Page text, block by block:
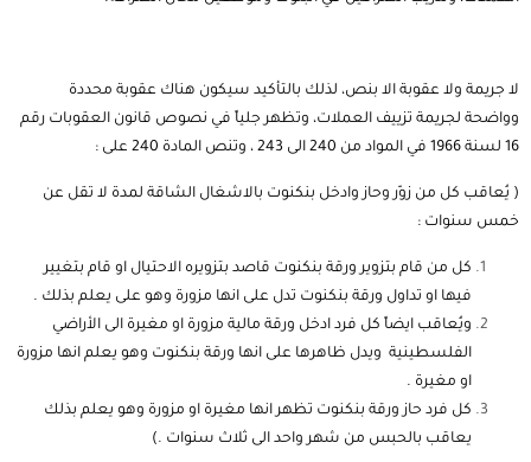
لا جريمة ولا عقوبة الا بنص، لذلك بالتأكيد سيكون هناك عقوبة محددة
وواضحة لجريمة تزييف العملات، وتظهر جلياً في نصوص قانون العقوبات رقم
16 لسنة 1966 في المواد من 240 الى 243 ، وتنص المادة 240 على :
( يُعاقب كل من زوّر وحاز وادخل بنكنوت بالاشغال الشاقة لمدة لا تقل عن
خمس سنوات :
كل من قام بتزوير ورقة بنكنوت قاصد بتزويره الاحتيال او قام بتغيير
فيها او تداول ورقة بنكنوت تدل على انها مزورة وهو على يعلم بذلك .
ويُعاقب ايضاً كل فرد ادخل ورقة مالية مزورة او مغيرة الى الأراضي
الفلسطينية ويدل ظاهرها على انها ورقة بنكنوت وهو يعلم انها مزورة
او مغيرة .
كل فرد حاز ورقة بنكنوت تظهر انها مغيرة او مزورة وهو يعلم بذلك
يعاقب بالحبس من شهر واحد الى ثلاث سنوات .)